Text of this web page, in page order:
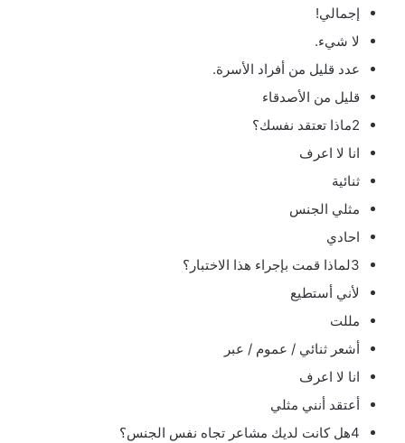
إجمالي!
لا شيء.
عدد قليل من أفراد الأسرة.
قليل من الأصدقاء
2ماذا تعتقد نفسك؟
انا لا اعرف
ثنائية
مثلي الجنس
احادي
3لماذا قمت بإجراء هذا الاختبار؟
لأني أستطيع
مللت
أشعر ثنائي / عموم / عبر
انا لا اعرف
أعتقد أنني مثلي
4هل كانت لديك مشاعر تجاه نفس الجنس؟